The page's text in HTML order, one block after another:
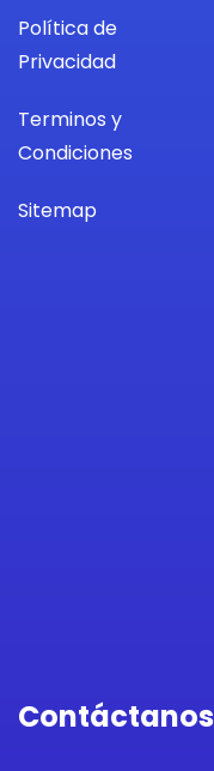
Política de
Privacidad
Terminos y
Condiciones
Sitemap
Contáctanos